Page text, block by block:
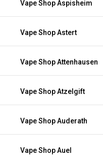
Vape Shop Aspisheim
Vape Shop Astert
Vape Shop Attenhausen
Vape Shop Atzelgift
Vape Shop Auderath
Vape Shop Auel